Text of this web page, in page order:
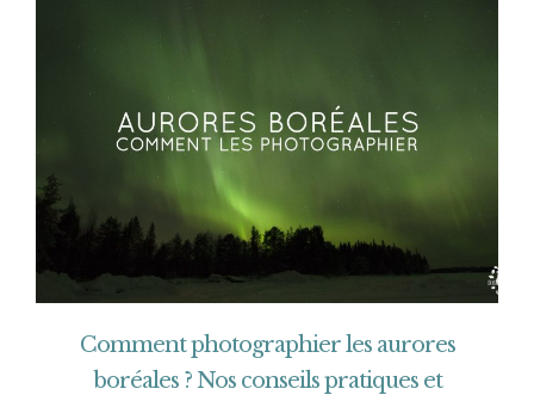
Comment photographier les aurores
boréales ? Nos conseils pratiques et